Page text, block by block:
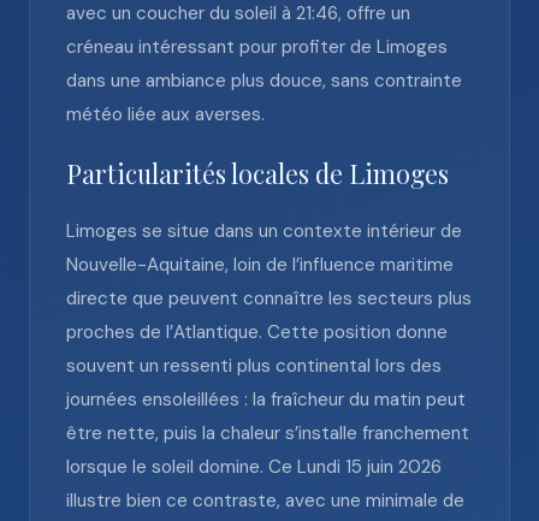
avec un coucher du soleil à 21:46, offre un
créneau intéressant pour profiter de Limoges
dans une ambiance plus douce, sans contrainte
météo liée aux averses.
Particularités locales de Limoges
Limoges se situe dans un contexte intérieur de
Nouvelle-Aquitaine, loin de l’influence maritime
directe que peuvent connaître les secteurs plus
proches de l’Atlantique. Cette position donne
souvent un ressenti plus continental lors des
journées ensoleillées : la fraîcheur du matin peut
être nette, puis la chaleur s’installe franchement
lorsque le soleil domine. Ce Lundi 15 juin 2026
illustre bien ce contraste, avec une minimale de